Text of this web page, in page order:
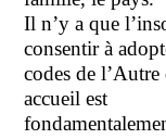
Il n’y a que
consentir à
codes de
accueil est